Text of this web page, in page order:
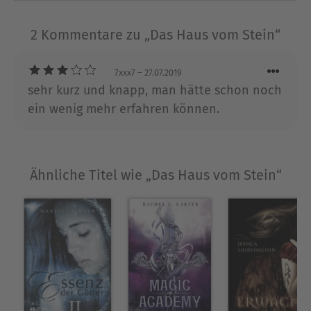
Erfolge und SPIEGEL-Bestseller waren.
2 Kommentare zu „Das Haus vom Stein“
7xxx7 – 27.07.2019
sehr kurz und knapp, man hätte schon noch
ein wenig mehr erfahren können.
Ähnliche Titel wie „Das Haus vom Stein“